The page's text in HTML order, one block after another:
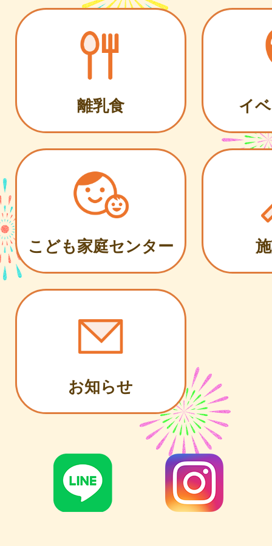
離乳食 イ
こども家庭センター
お知らせ